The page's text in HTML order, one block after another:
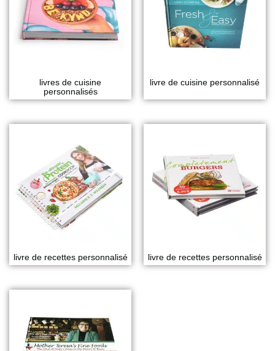
livres de cuisine
personnalisés
livre de cuisine personnalisé
livre de recettes personnalisé livre de recettes personnalisé